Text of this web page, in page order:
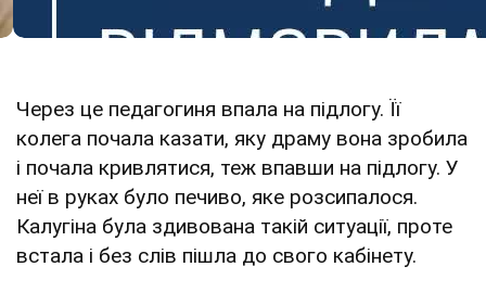
Через це педагогиня впала на підлогу. Її
колега почала казати, яку драму вона зробила
і почала кривлятися, теж впавши на підлогу. У
неї в руках було печиво, яке розсипалося.
Калугіна була здивована такій ситуації, проте
встала і без слів пішла до свого кабінету.